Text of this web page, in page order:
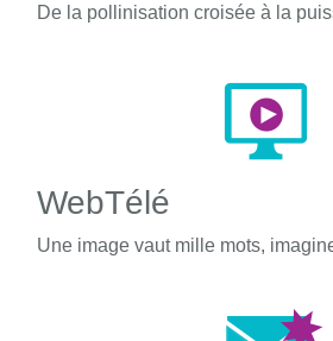
De la pollinisation croisée à la
WebTélé
Une image vaut mille mots,